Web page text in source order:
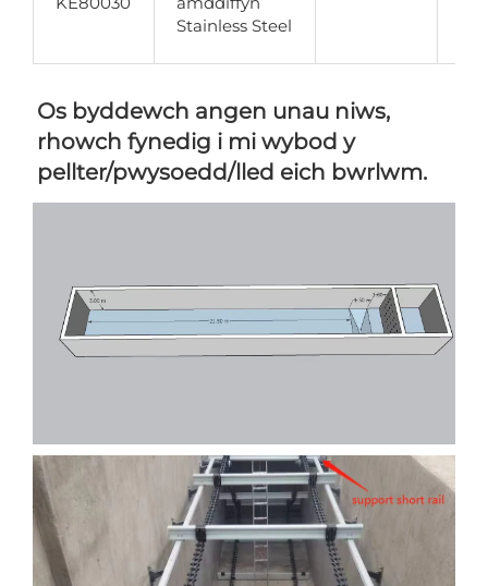
Stainless Steel
Os byddewch angen unau niws,
rhowch fynedig i mi wybod y
pellter/pwysoedd/lled eich bwrlwm.